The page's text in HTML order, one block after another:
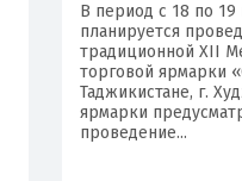
В период с 18 по 19
планируется
традиционной XII
торговой ярмарки
Таджикистане, г.
ярмарки
проведение...